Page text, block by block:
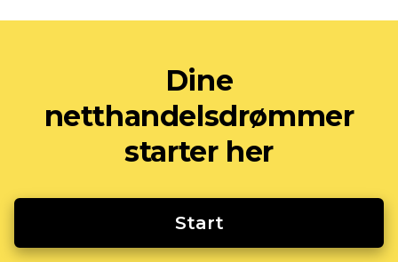
Dine
netthandelsdrømmer
starter her
Start